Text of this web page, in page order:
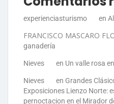
experienciasturismo en
FRANCISCO MASCARO
ganadería
Nieves en Un valle rosa
Nieves en Grandes
Exposiciones Lienzo Norte:
pernoctacion en el Mirador